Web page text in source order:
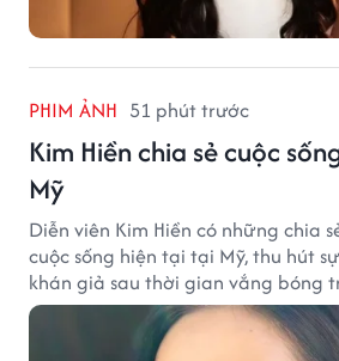
PHIM ẢNH 51 phút trước
Kim Hiền chia sẻ cuộc
Mỹ
Diễn viên Kim Hiền có những chia
cuộc sống hiện tại tại Mỹ, thu hút
khán giả sau thời gian vắng bóng